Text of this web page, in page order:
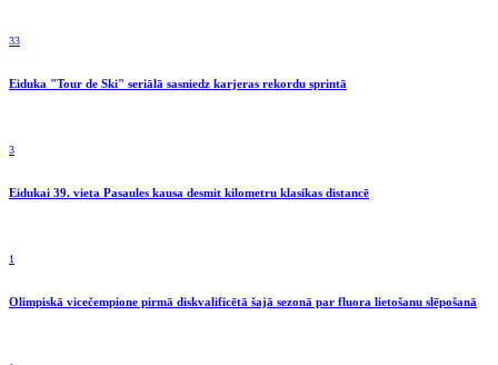
33
Eiduka "Tour de Ski" seriālā sasniedz karjeras rekordu sprintā
3
Eidukai 39. vieta Pasaules kausa desmit kilometru klasikas distancē
1
Olimpiskā vicečempione pirmā diskvalificētā šajā sezonā par fluora lietošanu slēpošanā